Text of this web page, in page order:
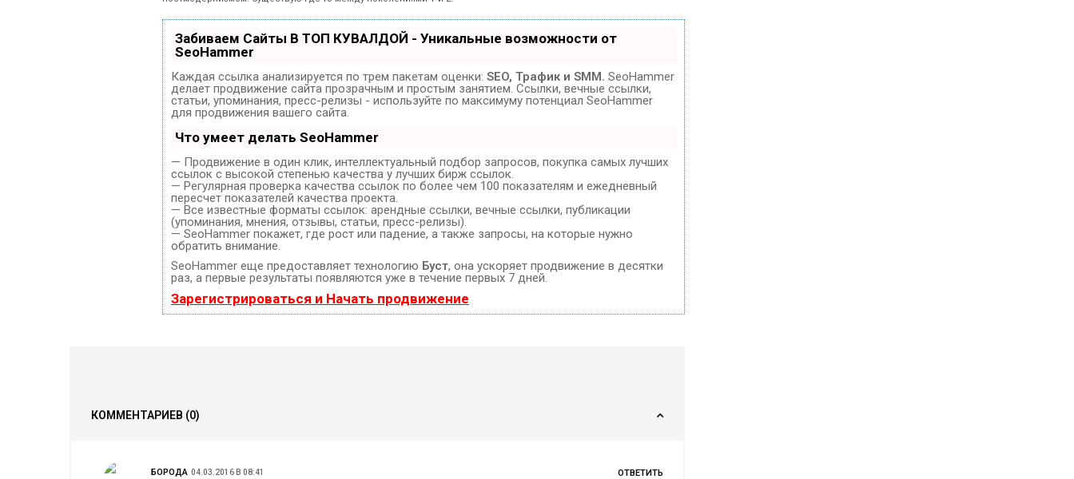
Забиваем Сайты В ТОП КУВАЛДОЙ - Уникальные возможности от
SeoHammer
Каждая ссылка анализируется по трем пакетам оценки: SEO, Трафик и SMM. SeoHammer
делает продвижение сайта прозрачным и простым занятием. Ссылки, вечные ссылки,
статьи, упоминания, пресс-релизы - используйте по максимуму потенциал SeoHammer
для продвижения вашего сайта.
Что умеет делать SeoHammer
— Продвижение в один клик, интеллектуальный подбор запросов, покупка самых лучших
ссылок с высокой степенью качества у лучших бирж ссылок.
— Регулярная проверка качества ссылок по более чем 100 показателям и ежедневный
пересчет показателей качества проекта.
— Все известные форматы ссылок: арендные ссылки, вечные ссылки, публикации
(упоминания, мнения, отзывы, статьи, пресс-релизы).
— SeoHammer покажет, где рост или падение, а также запросы, на которые нужно
обратить внимание.
SeoHammer еще предоставляет технологию Буст, она ускоряет продвижение в десятки
раз, а первые результаты появляются уже в течение первых 7 дней.
Зарегистрироваться и Начать продвижение
КОММЕНТАРИЕВ (0)
БОРОДА 04.03.2016 В 08:41 ОТВЕТИТЬ